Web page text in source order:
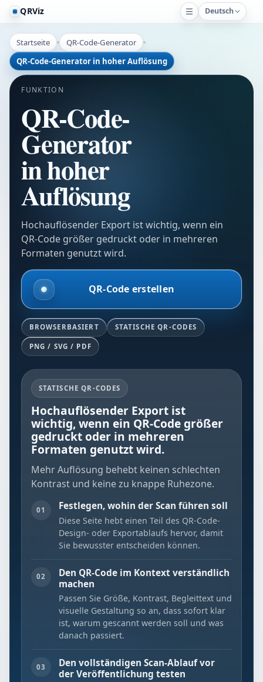
QRViz Deutsch
Startseite
QR-Code-Generator
QR-Code-Generator in hoher Auflösung
FUNKTION
QR-Code-
Generator
in hoher
Auflösung
Hochauflösender Export ist wichtig, wenn ein
QR-Code größer gedruckt oder in mehreren
Formaten genutzt wird.
QR-Code erstellen
BROWSERBASIERT STATISCHE QR-CODES
PNG / SVG / PDF
STATISCHE QR-CODES
Hochauflösender Export ist
wichtig, wenn ein QR-Code größer
gedruckt oder in mehreren
Formaten genutzt wird.
Mehr Auflösung behebt keinen schlechten
Kontrast und keine zu knappe Ruhezone.
01 Festlegen, wohin der Scan führen soll
Diese Seite hebt einen Teil des QR-Code-
Design- oder Exportablaufs hervor, damit
Sie bewusster entscheiden können.
02
Den QR-Code im Kontext verständlich
machen
Passen Sie Größe, Kontrast, Begleittext und
visuelle Gestaltung so an, dass sofort klar
ist, warum gescannt werden soll und was
danach passiert.
03
Den vollständigen Scan-Ablauf vor
der Veröffentlichung testen